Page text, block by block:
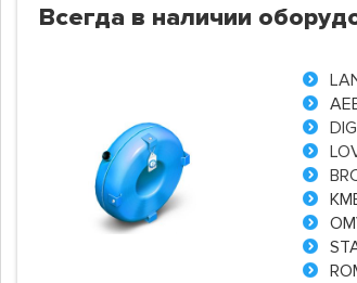
Всегда в наличии